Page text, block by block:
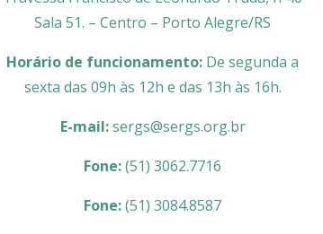
Sala 51. – Centro – Porto Alegre/RS
Horário de funcionamento: De segunda a
sexta das 09h às 12h e das 13h às 16h.
E-mail:sergs@sergs.org.br
Fone:(51) 3062.7716
Fone:(51) 3084.8587